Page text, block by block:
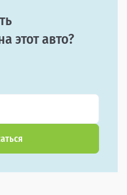
этот авто?